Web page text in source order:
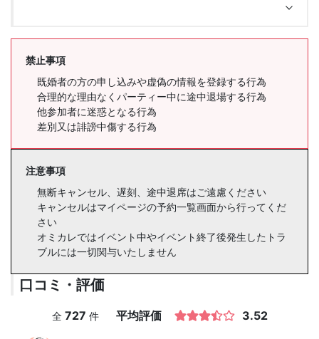
禁止事項
既婚者の方の申し込みや虚偽の情報を登録する行為
合理的な理由なくパーティー中に途中退場する行為
他参加者に迷惑となる行為
差別又は誹謗中傷する行為
注意事項
無断キャンセル、遅刻、途中退席はご遠慮ください
キャンセルはマイページの予約一覧画面から行ってくだ
さい
オミカレではイベント中やイベント終了後発生したトラ
ブルには一切関与いたしません
口コミ・評価
全 727 件 平均評価 3.52